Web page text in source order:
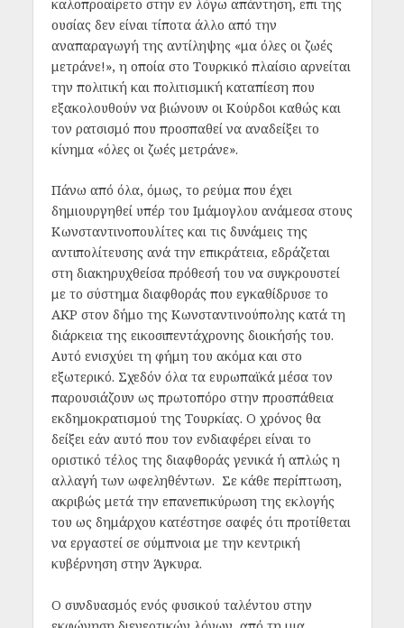
καλοπροαίρετο στην εν λόγω απάντηση, επι της
ουσίας δεν είναι τίποτα άλλο από την
αναπαραγωγή της αντίληψης «μα όλες οι ζωές
μετράνε!», η οποία στο Τουρκικό πλαίσιο αρνείται
την πολιτική και πολιτισμική καταπίεση που
εξακολουθούν να βιώνουν οι Κούρδοι καθώς και
τον ρατσισμό που προσπαθεί να αναδείξει το
κίνημα «όλες οι ζωές μετράνε».
Πάνω από όλα, όμως, το ρεύμα που έχει
δημιουργηθεί υπέρ του Ιμάμογλου ανάμεσα στους
Κωνσταντινοπουλίτες και τις δυνάμεις της
αντιπολίτευσης ανά την επικράτεια, εδράζεται
στη διακηρυχθείσα πρόθεσή του να συγκρουστεί
με το σύστημα διαφθοράς που εγκαθίδρυσε το
AKP στον δήμο της Κωνσταντινούπολης κατά τη
διάρκεια της εικοσιπεντάχρονης διοικήσής του.
Αυτό ενισχύει τη φήμη του ακόμα και στο
εξωτερικό. Σχεδόν όλα τα ευρωπαϊκά μέσα τον
παρουσιάζουν ως πρωτοπόρο στην προσπάθεια
εκδημοκρατισμού της Τουρκίας. Ο χρόνος θα
δείξει εάν αυτό που τον ενδιαφέρει είναι το
οριστικό τέλος της διαφθοράς γενικά ή απλώς η
αλλαγή των ωφεληθέντων. Σε κάθε περίπτωση,
ακριβώς μετά την επανεπικύρωση της εκλογής
του ως δημάρχου κατέστησε σαφές ότι προτίθεται
να εργαστεί σε σύμπνοια με την κεντρική
κυβέρνηση στην Άγκυρα.
Ο συνδυασμός ενός φυσικού ταλέντου στην